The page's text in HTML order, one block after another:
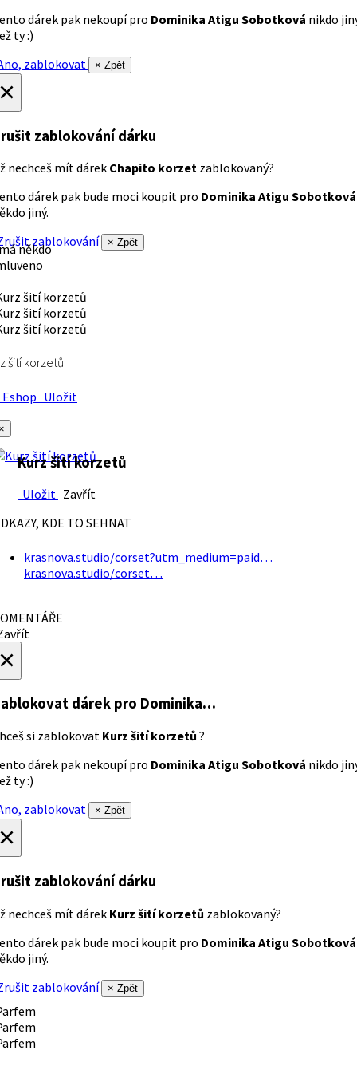
dárek pak nekoupí pro Dominika Atigu Sobotková nikdo
ty :)
zablokovat
× Zpět
zablokování dárku
nechceš mít dárek Chapito korzet zablokovaný?
dárek pak bude moci koupit pro Dominika Atigu Sobotková
jiný.
zablokování
× Zpět
někdo
šití korzetů
Uložit
Kurz šití korzetů
Uložit Zavřít
KDE TO SEHNAT
krasnova.studio/corset?utm_medium=paid…
krasnova.studio/corset…
dárek pro Dominika…
si zablokovat Kurz šití korzetů ?
dárek pak nekoupí pro Dominika Atigu Sobotková nikdo
ty :)
zablokovat
× Zpět
zablokování dárku
nechceš mít dárek Kurz šití korzetů zablokovaný?
dárek pak bude moci koupit pro Dominika Atigu Sobotková
jiný.
zablokování
× Zpět